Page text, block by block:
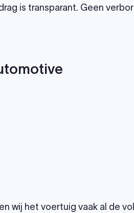
is transparant. Geen
wij het voertuig vaak al de